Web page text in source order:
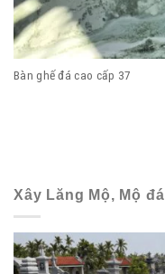
Bàn ghế đá cao cấp 37
Xây Lăng Mộ, Mộ đá